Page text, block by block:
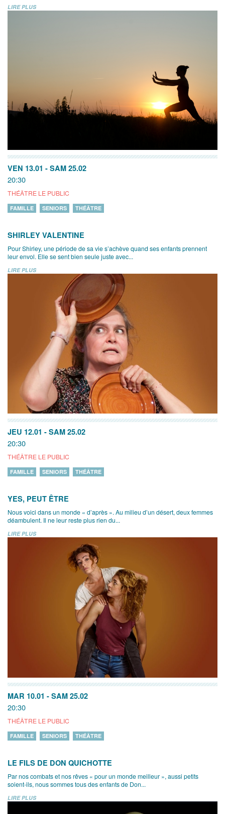
LIRE PLUS
VEN 13.01 - SAM 25.02
20:30
THÉÂTRE LE PUBLIC
FAMILLE SENIORS THÉÂTRE
SHIRLEY VALENTINE
Pour Shirley, une période de sa vie s’achève quand ses enfants prennent
leur envol. Elle se sent bien seule juste avec...
LIRE PLUS
JEU 12.01 - SAM 25.02
20:30
THÉÂTRE LE PUBLIC
FAMILLE SENIORS THÉÂTRE
YES, PEUT ÊTRE
Nous voici dans un monde « d’après ». Au milieu d’un désert, deux femmes
déambulent. Il ne leur reste plus rien du...
LIRE PLUS
MAR 10.01 - SAM 25.02
20:30
THÉÂTRE LE PUBLIC
FAMILLE SENIORS THÉÂTRE
LE FILS DE DON QUICHOTTE
Par nos combats et nos rêves « pour un monde meilleur », aussi petits
soient-ils, nous sommes tous des enfants de Don...
LIRE PLUS